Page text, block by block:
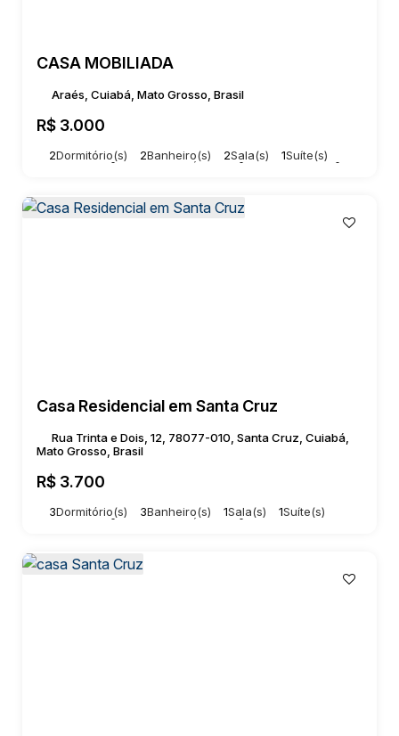
CASA MOBILIADA
R$ 3.000
Araés, Cuiabá, Mato Grosso, Brasil
2Dormitório(s) 2Banheiro(s) 2Sala(s) 1Suíte(s)
250m² Útil: 100m² 250m²
Casa Residencial em Santa Cruz
R$ 3.700
Rua Trinta e Dois, 12, 78077-010, Santa Cruz, Cuiabá,
Mato Grosso, Brasil
3Dormitório(s) 3Banheiro(s) 1Sala(s) 1Suíte(s)
200m² Útil: 100m²